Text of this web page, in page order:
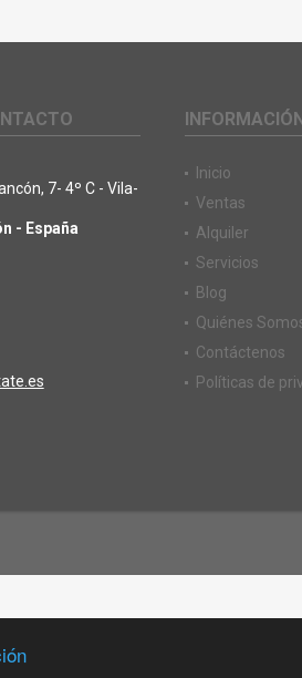
7- 4º C - Vila-
- España
Inicio
Ventas
Alquiler
Servicios
Blog
Quiénes
Contáctenos
Políticas de